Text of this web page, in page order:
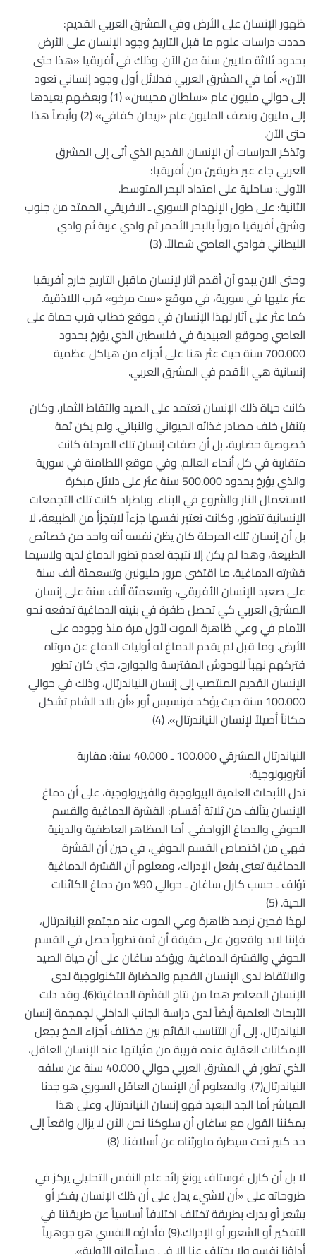
ظهور الإنسان على الأرض وفي المشرق العربي القديم:
حددت دراسات علوم ما قبل التاريخ وجود الإنسان على الأرض
بحدود ثلاثة ملايين سنة من الآن. وذلك في أفريقيا «هذا حتى
الآن». أما في المشرق العربي فدلائل أول وجود إنساني تعود
إلى حوالي مليون عام «سلطان محيسن» (1) وبعضهم يعيدها
إلى مليون ونصف المليون عام «زيدان كفافي» (2) وأيضاً هذا
حتى الآن.
وتذكر الدراسات أن الإنسان القديم الذي أتى إلى المشرق
العربي جاء عبر طريقين من أفريقيا:
الأولى: ساحلية على امتداد البحر المتوسط.
الثانية: على طول الإنهدام السوري ـ الافريقي الممتد من جنوب
وشرق أفريقيا مروراً بالبحر الأحمر ثم وادي عربة ثم وادي
الليطاني فوادي العاصي شمالاً. (3)
وحتى الان يبدو أن أقدم آثار لإنسان ماقبل التاريخ خارج أفريقيا
عثر عليها في سورية، في موقع «ست مرخو» قرب اللاذقية.
كما عثر على آثار لهذا الإنسان في موقع خطاب قرب حماة على
العاصي وموقع العبيدية في فلسطين الذي يؤرخ بحدود
700.000 سنة حيث عثر هنا على أجزاء من هياكل عظمية
إنسانية هي الأقدم في المشرق العربي.
كانت حياة ذلك الإنسان تعتمد على الصيد والتقاط الثمار، وكان
يتنقل خلف مصادر غذائه الحيواني والنباتي. ولم يكن ثمة
خصوصية حضارية، بل أن صفات إنسان تلك المرحلة كانت
متقاربة في كل أنحاء العالم. وفي موقع اللطامنة في سورية
والذي يؤرخ بحدود 500.000 سنة عثر على دلائل مبكرة
لاستعمال النار والشروع في البناء. وباطراد كانت تلك التجمعات
الإنسانية تتطور، وكانت تعتبر نفسها جزءاً لايتجزأ من الطبيعة، لا
بل أن إنسان تلك المرحلة كان يظن نفسه أنه واحد من خصائص
الطبيعة، وهذا لم يكن إلا نتيجة لعدم تطور الدماغ لديه ولاسيما
قشرته الدماغية. ما اقتضى مرور مليونين وتسعمئة ألف سنة
على صعيد الإنسان الأفريقي، وتسعمئة ألف سنة على إنسان
المشرق العربي كي تحصل طفرة في بنيته الدماغية تدفعه نحو
الأمام في وعي ظاهرة الموت لأول مرة منذ وجوده على
الأرض. وما قبل لم يقدم الدماغ له أوليات الدفاع عن موتاه
فتركهم نهباً للوحوش المفترسة والجوارح، حتى كان تطور
الإنسان القديم المنتصب إلى إنسان النياندرتال، وذلك في حوالي
100.000 سنة حيث يؤكد فرنسيس أور «أن بلاد الشام تشكل
مكاناً أصيلاً لإنسان النياندرتال». (4)
النياندرتال المشرقي 100.000 ـ 40.000 سنة: مقاربة
أنثروبولوجية:
تدل الأبحاث العلمية البيولوجية والفيزيولوجية، على أن دماغ
الإنسان يتألف من ثلاثة أقسام: القشرة الدماغية والقسم
الحوفي والدماغ الزواحفي. أما المظاهر العاطفية والدينية
فهي من اختصاص القسم الحوفي، في حين أن القشرة
الدماغية تعنى بفعل الإدراك، ومعلوم أن القشرة الدماغية
تؤلف ـ حسب كارل ساغان ـ حوالي 90% من دماغ الكائنات
الحية. (5)
لهذا فحين نرصد ظاهرة وعي الموت عند مجتمع النياندرتال،
فإننا لابد واقعون على حقيقة أن ثمة تطوراً حصل في القسم
الحوفي والقشرة الدماغية. ويؤكد ساغان على أن حياة الصيد
والالتقاط لدى الإنسان القديم والحضارة التكنولوجية لدى
الإنسان المعاصر هما من نتاج القشرة الدماغية(6). وقد دلت
الأبحاث العلمية أيضاً لدى دراسة الجانب الداخلي لجمجمة إنسان
النياندرتال، إلى أن التناسب القائم بين مختلف أجزاء المخ يجعل
الإمكانات العقلية عنده قريبة من مثيلتها عند الإنسان العاقل،
الذي تطور في المشرق العربي حوالي 40.000 سنة عن سلفه
النياندرتال(7). والمعلوم أن الإنسان العاقل السوري هو جدنا
المباشر أما الجد البعيد فهو إنسان النياندرتال. وعلى هذا
يمكننا القول مع ساغان أن سلوكنا نحن الآن لا يزال واقعاً إلى
حد كبير تحت سيطرة ماورثناه عن أسلافنا. (8)
لا بل أن كارل غوستاف يونغ رائد علم النفس التحليلي يركز في
طروحاته على «أن لاشيء يدل على أن ذلك الإنسان يفكر أو
يشعر أو يدرك بطريقة تختلف اختلافاً أساسياً عن طريقتنا في
التفكير أو الشعور أو الإدراك،(9) فأداؤه النفسي هو جوهرياً